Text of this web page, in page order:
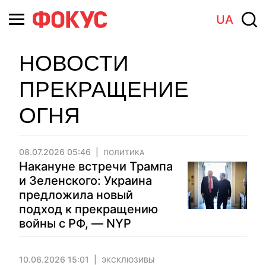
UA
НОВОСТИ
ПРЕКРАЩЕНИЕ
ОГНЯ
08.07.2026 05:46 ПОЛИТИКА
Накануне встречи Трампа
и Зеленского: Украина
предложила новый
подход к прекращению
войны с РФ, — NYP
10.06.2026 15:01 ЭКСКЛЮЗИВЫ